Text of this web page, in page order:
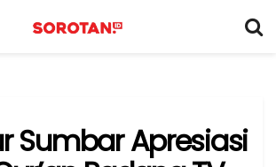
Sumbar Apresiasi